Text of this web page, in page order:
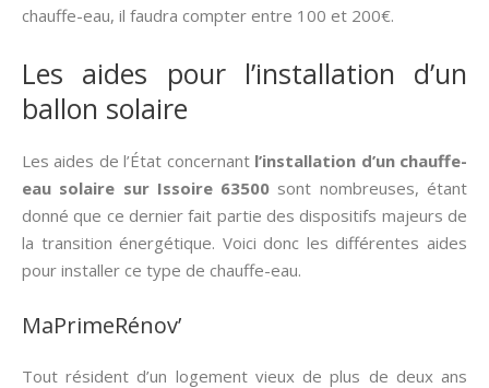
chauffe-eau, il faudra compter entre 100 et 200€.
Les aides pour l’installation d’un
ballon solaire
Les aides de l’État concernant l’installation d’un chauffe-
eau solaire sur Issoire 63500 sont nombreuses, étant
donné que ce dernier fait partie des dispositifs majeurs de
la transition énergétique. Voici donc les différentes aides
pour installer ce type de chauffe-eau.
MaPrimeRénov’
Tout résident d’un logement vieux de plus de deux ans